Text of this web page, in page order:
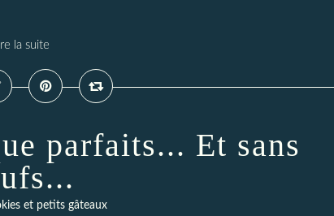
la suite
parfaits... Et sans
et petits gâteaux